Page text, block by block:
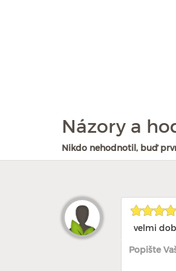
Názory a
Nikdo nehodnotil, buď
velmi